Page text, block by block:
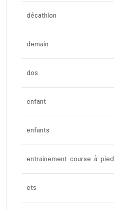
décathlon
demain
dos
enfant
enfants
entrainement course à pied
ets